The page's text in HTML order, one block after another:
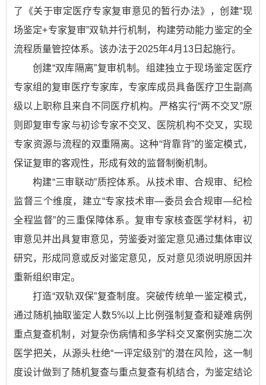
了《关于审定医疗专家复审意见的暂行办法》，创建“现
场鉴定+专家复审”双轨并行机制，构建劳动能力鉴定的全
流程质量管控体系。该办法于2025年4月13日起施行。
创建“双库隔离”复审机制。组建独立于现场鉴定医疗
专家组的复审医疗专家库，专家库成员具备医疗卫生副高
级以上职称且来自不同医疗机构。严格实行“两不交叉”原
则即复审专家与初诊专家不交叉、医院机构不交叉，实现
专家资源与流程的双重隔离。这种“背靠背”的鉴定模式，
保证复审的客观性，形成有效的监督制衡机制。
构建“三审联动”质控体系。从技术审、合规审、纪检
监督三个维度，建立“专家技术审—委员会合规审—纪检
全程监督”的三重保障体系。复审专家核查医学材料，初
审意见并出具复审意见，劳鉴委对鉴定意见通过集体审议
研究，形成同意或反对鉴定意见，反对意见须说明原因并
重新组织审定。
打造“双轨双保”复查制度。突破传统单一鉴定模式，
通过随机抽取鉴定人数5%以上比例强制复查和疑难病例
重点复查机制，对复杂伤病情和多学科交叉案例实施二次
医学把关，从源头杜绝“一评定级别”的潜在风险，这一制
度设计做到了随机复查与重点复查有机结合，为鉴定结论